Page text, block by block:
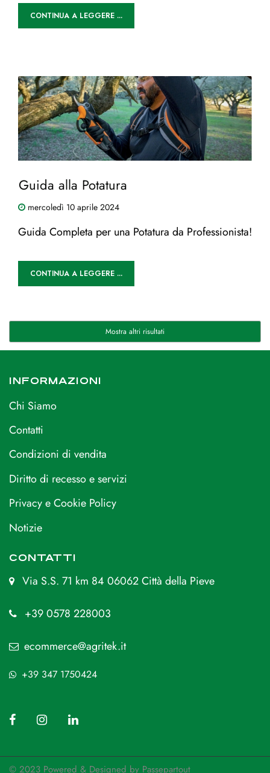
CONTINUA A LEGGERE ...
Guida alla Potatura
mercoledì 10 aprile 2024
Guida Completa per una Potatura da Professionista!
CONTINUA A LEGGERE ...
Mostra altri risultati
INFORMAZIONI
Chi Siamo
Contatti
Condizioni di vendita
Diritto di recesso e servizi
Privacy e Cookie Policy
Notizie
CONTATTI
Via S.S. 71 km 84 06062 Città della Pieve
+39 0578 228003
ecommerce@agritek.it
+39 347 1750424
© 2023 Powered & Designed by Passepartout